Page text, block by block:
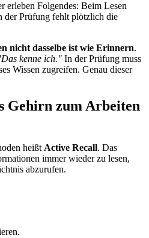
erleben Folgendes: Beim Lesen
der Prüfung fehlt plötzlich die
nicht dasselbe ist wie Erinnern.
kenne ich." In der Prüfung muss
Wissen zugreifen. Genau dieser
Gehirn zum Arbeiten
heißt Active Recall. Das
immer wieder zu lesen,
abzurufen.